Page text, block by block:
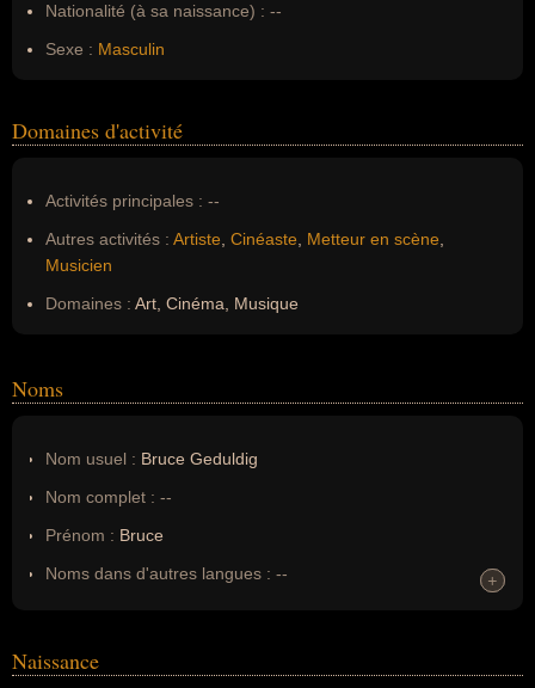
Nationalité (à sa naissance) : --
Sexe : Masculin
Domaines d'activité
Activités principales : --
Autres activités : Artiste Cinéaste Metteur en scène
Musicien
Domaines : Art, Cinéma, Musique
Noms
Nom usuel : Bruce Geduldig
Nom complet : --
Prénom : Bruce
Noms dans d'autres langues : --
Nom de famille :Geduldig
+
+
Naissance